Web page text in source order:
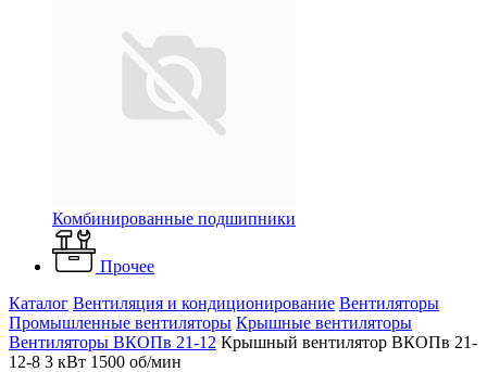
Комбинированные подшипники
Прочее
Каталог Вентиляция и кондиционирование Вентиляторы
Промышленные вентиляторы Крышные вентиляторы
Вентиляторы ВКОПв 21-12 Крышный вентилятор ВКОПв 21-
12-8 3 кВт 1500 об/мин